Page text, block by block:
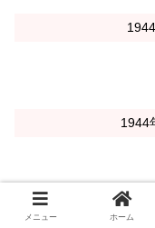
1944
メニュー ホーム